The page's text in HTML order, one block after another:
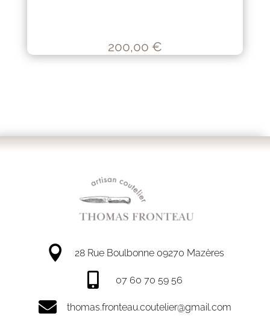
200,00 €
 28 Rue Boulbonne 09270 Mazères
 07 60 70 59 56
 thomas.fronteau.coutelier@gmail.com